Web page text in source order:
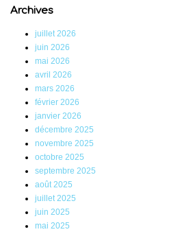
Archives
juillet 2026
juin 2026
mai 2026
avril 2026
mars 2026
février 2026
janvier 2026
décembre 2025
novembre 2025
octobre 2025
septembre 2025
août 2025
juillet 2025
juin 2025
mai 2025